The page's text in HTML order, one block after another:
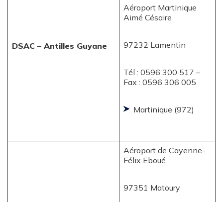
DSAC – Antilles Guyane
Aéroport Martinique
Aimé Césaire
97232 Lamentin
Tél : 0596 300 517 –
Fax : 0596 306 005
Martinique (972)
Aéroport de Cayenne-
Félix Eboué
97351 Matoury